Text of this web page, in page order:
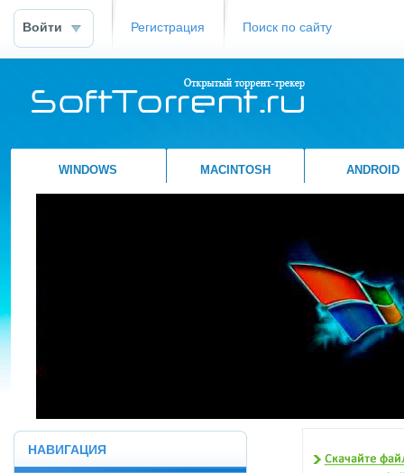
Войти Регистрация Поиск по сайту
WINDOWS MACINTOSH ANDROID
НАВИГАЦИЯ